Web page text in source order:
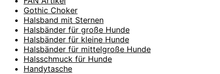
Gothic Choker
Halsband mit Sternen
Halsbänder für große Hunde
Halsbänder für kleine Hunde
Halsbänder für mittelgroße Hunde
Halsschmuck für Hunde
Handytasche